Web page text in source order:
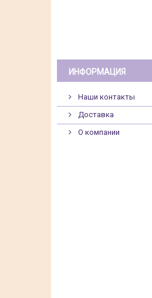
ИНФОРМАЦИЯ
Наши контакты
Доставка
О компании